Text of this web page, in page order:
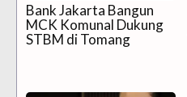
Bank Jakarta Bangun
MCK Komunal Dukung
STBM di Tomang